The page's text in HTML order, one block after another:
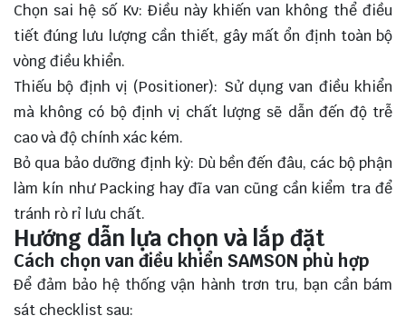
Chọn sai hệ số Kv: Điều này khiến van không thể điều
tiết đúng lưu lượng cần thiết, gây mất ổn định toàn bộ
vòng điều khiển.
Thiếu bộ định vị (Positioner): Sử dụng van điều khiển
mà không có bộ định vị chất lượng sẽ dẫn đến độ trễ
cao và độ chính xác kém.
Bỏ qua bảo dưỡng định kỳ: Dù bền đến đâu, các bộ phận
làm kín như Packing hay đĩa van cũng cần kiểm tra để
tránh rò rỉ lưu chất.
Hướng dẫn lựa chọn và lắp đặt
Cách chọn van điều khiển SAMSON phù hợp
Để đảm bảo hệ thống vận hành trơn tru, bạn cần bám
sát checklist sau: